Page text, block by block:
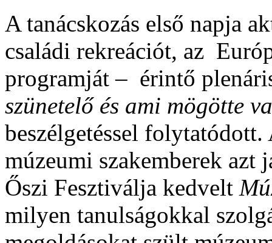
A tanácskozás első napja
családi rekreációt, az
programját – érintő
szünetelő és ami mögötte
beszélgetéssel folytatódott.
múzeumi szakemberek
Őszi Fesztiválja kedvelt
milyen tanulságokkal